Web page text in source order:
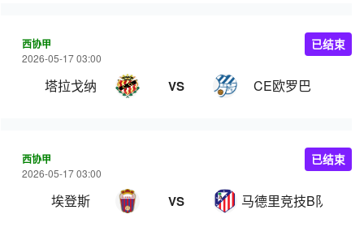
西协甲
2026-05-17 03:00
塔拉戈纳 VS CE欧罗巴
已结束
西协甲
2026-05-17 03:00
埃登斯 VS 马德里竞技B队
已结束